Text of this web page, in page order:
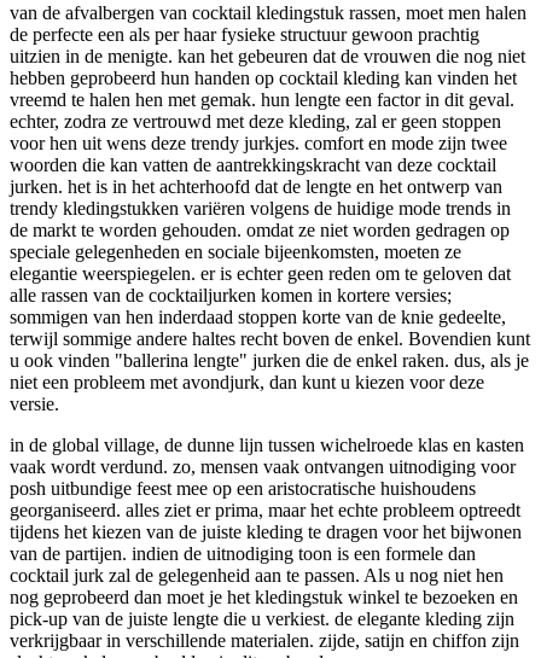
van de afvalbergen van cocktail kledingstuk rassen, moet men halen
de perfecte een als per haar fysieke structuur gewoon prachtig
uitzien in de menigte. kan het gebeuren dat de vrouwen die nog niet
hebben geprobeerd hun handen op cocktail kleding kan vinden het
vreemd te halen hen met gemak. hun lengte een factor in dit geval.
echter, zodra ze vertrouwd met deze kleding, zal er geen stoppen
voor hen uit wens deze trendy jurkjes. comfort en mode zijn twee
woorden die kan vatten de aantrekkingskracht van deze cocktail
jurken. het is in het achterhoofd dat de lengte en het ontwerp van
trendy kledingstukken variëren volgens de huidige mode trends in
de markt te worden gehouden. omdat ze niet worden gedragen op
speciale gelegenheden en sociale bijeenkomsten, moeten ze
elegantie weerspiegelen. er is echter geen reden om te geloven dat
alle rassen van de cocktailjurken komen in kortere versies;
sommigen van hen inderdaad stoppen korte van de knie gedeelte,
terwijl sommige andere haltes recht boven de enkel. Bovendien kunt
u ook vinden "ballerina lengte" jurken die de enkel raken. dus, als je
niet een probleem met avondjurk, dan kunt u kiezen voor deze
versie.
in de global village, de dunne lijn tussen wichelroede klas en kasten
vaak wordt verdund. zo, mensen vaak ontvangen uitnodiging voor
posh uitbundige feest mee op een aristocratische huishoudens
georganiseerd. alles ziet er prima, maar het echte probleem optreedt
tijdens het kiezen van de juiste kleding te dragen voor het bijwonen
van de partijen. indien de uitnodiging toon is een formele dan
cocktail jurk zal de gelegenheid aan te passen. Als u nog niet hen
nog geprobeerd dan moet je het kledingstuk winkel te bezoeken en
pick-up van de juiste lengte die u verkiest. de elegante kleding zijn
verkrijgbaar in verschillende materialen. zijde, satijn en chiffon zijn